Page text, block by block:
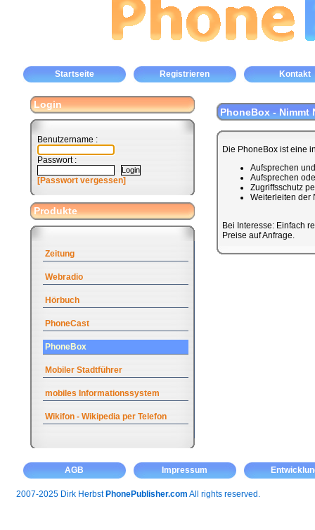
Startseite Registrieren Kontakt
Login
Benutzername :
Passwort :
[Passwort vergessen]
Produkte
Zeitung
Webradio
Hörbuch
PhoneCast
PhoneBox
Mobiler Stadtführer
mobiles Informationssystem
Wikifon - Wikipedia per Telefon
PhoneBox - Nimmt
Die PhoneBox ist eine
Aufsprechen
Aufsprechen
Zugriffsschutz
Weiterleiten der
Bei Interesse: Einfach
Preise auf Anfrage.
AGB Impressum
2007-2025 Dirk Herbst PhonePublisher.com All rights reserved.